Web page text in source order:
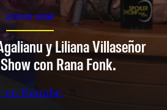
SPOILER SHOW
y Liliana Villaseñor
con Rana Fonk.
en Youtube